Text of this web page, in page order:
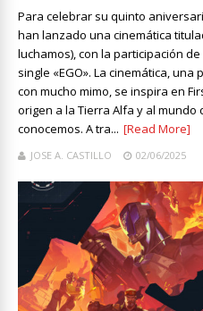
Para celebrar su quinto
han lanzado una cinemática
luchamos), con la participación
single «EGO». La cinemática,
con mucho mimo, se inspira en
origen a la Tierra Alfa y al mundo
conocemos. A tra... [Read More]
JOSE A. CASTILLO 02/06/2025